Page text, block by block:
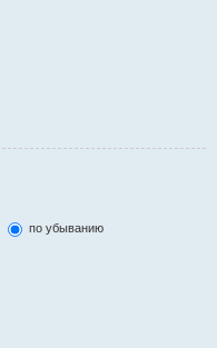
по убыванию